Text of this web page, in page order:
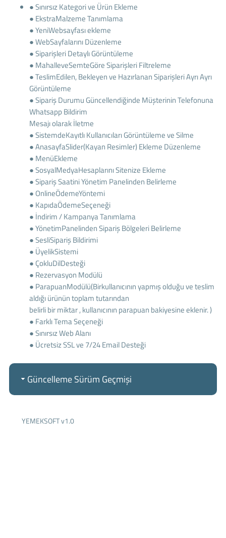
● Sınırsız Kategori ve Ürün Ekleme
● EkstraMalzeme Tanımlama
● YeniWebsayfası ekleme
● WebSayfalarını Düzenleme
● Siparişleri Detaylı Görüntüleme
● MahalleveSemteGöre Siparişleri Filtreleme
● TeslimEdilen, Bekleyen ve Hazırlanan Siparişleri Ayrı Ayrı
Görüntüleme
● Sipariş Durumu Güncellendiğinde Müşterinin Telefonuna
Whatsapp Bildirim
Mesajı olarak İletme
● SistemdeKayıtlı Kullanıcıları Görüntüleme ve Silme
● AnasayfaSlider(Kayan Resimler) Ekleme Düzenleme
● MenüEkleme
● SosyalMedyaHesaplarını Sitenize Ekleme
● Sipariş Saatini Yönetim Panelinden Belirleme
● OnlineÖdemeYöntemi
● KapıdaÖdemeSeçeneği
● İndirim / Kampanya Tanımlama
● YönetimPanelinden Sipariş Bölgeleri Belirleme
● SesliSipariş Bildirimi
● ÜyelikSistemi
● ÇokluDilDesteği
● Rezervasyon Modülü
● ParapuanModülü(Birkullanıcının yapmış olduğu ve teslim
aldığı ürünün toplam tutarından
belirli bir miktar , kullanıcının parapuan bakiyesine eklenir. )
● Farklı Tema Seçeneği
● Sınırsız Web Alanı
● Ücretsiz SSL ve 7/24 Email Desteği
Güncelleme Sürüm Geçmişi
YEMEKSOFT v1.0